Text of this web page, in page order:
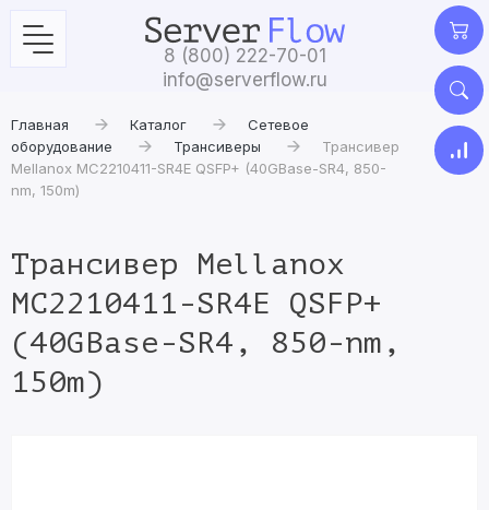
8 (800) 222-70-01
info@serverflow.ru
Главная Каталог
Сетевое
оборудование
Трансиверы
Трансивер
Mellanox MC2210411-SR4E QSFP+ (40GBase-SR4, 850-
nm, 150m)
Трансивер Mellanox
MC2210411-SR4E QSFP+
(40GBase-SR4, 850-nm,
150m)